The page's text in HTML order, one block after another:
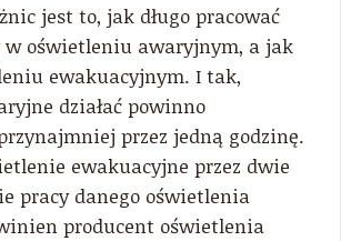
jest to, jak długo pracować
oświetleniu awaryjnym, a jak
ewakuacyjnym. I tak,
działać powinno
przez jedną godzinę.
ewakuacyjne przez dwie
pracy danego oświetlenia
producent oświetlenia